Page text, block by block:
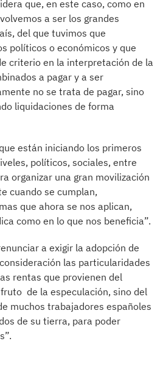
que, en este caso, como en
a ser los grandes
del que tuvimos que
políticos o económicos y que
criterio en la interpretación de la
a pagar y a ser
no se trata de pagar, sino
liquidaciones de forma
están iniciando los primeros
políticos, sociales, entre
organizar una gran movilización
cuando se cumplan,
que ahora se nos aplican,
como en lo que nos beneficia”.
a exigir la adopción de
las particularidades
rentas que provienen del
de la especulación, sino del
muchos trabajadores españoles
de su tierra, para poder